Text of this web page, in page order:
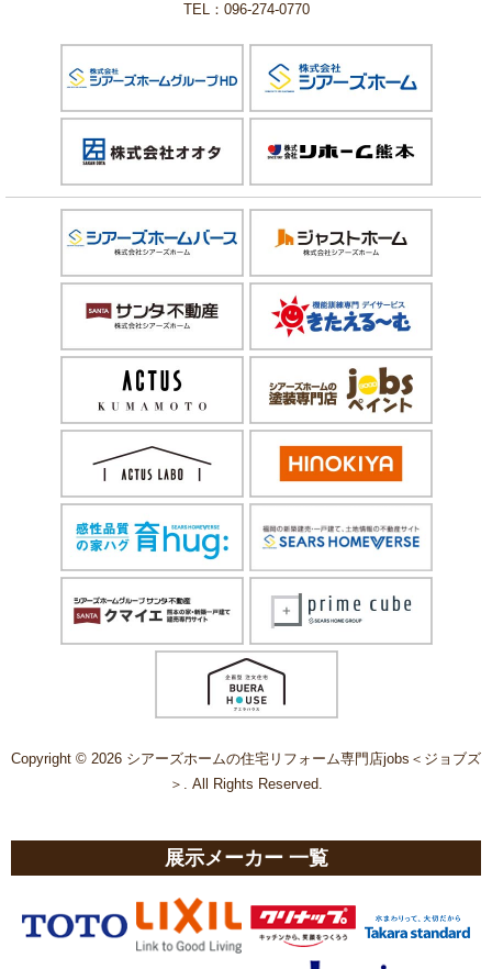
TEL：096-274-0770
Copyright © 2026 シアーズホームの住宅リフォーム専門店jobs＜ジョブズ
＞. All Rights Reserved.
展示メーカー 一覧